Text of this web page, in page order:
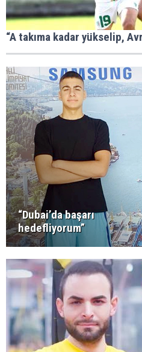
“A takıma kadar yükselip,
“Dubai’da başarı
hedefliyorum”